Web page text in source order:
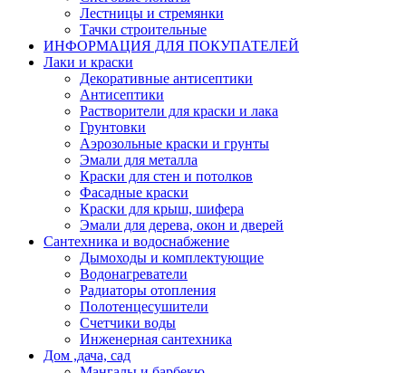
Лестницы и стремянки
Тачки строительные
ИНФОРМАЦИЯ ДЛЯ ПОКУПАТЕЛЕЙ
Лаки и краски
Декоративные антисептики
Антисептики
Растворители для краски и лака
Грунтовки
Аэрозольные краски и грунты
Эмали для металла
Краски для стен и потолков
Фасадные краски
Краски для крыш, шифера
Эмали для дерева, окон и дверей
Сантехника и водоснабжение
Дымоходы и комплектующие
Водонагреватели
Радиаторы отопления
Полотенцесушители
Счетчики воды
Инженерная сантехника
Дом ,дача, сад